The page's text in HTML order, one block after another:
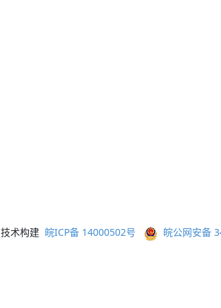
技术构建 皖ICP备 14000502号 皖公网安备